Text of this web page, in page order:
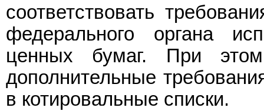
соответствовать
федерального органа
ценных бумаг. При
дополнительные
в котировальные списки.